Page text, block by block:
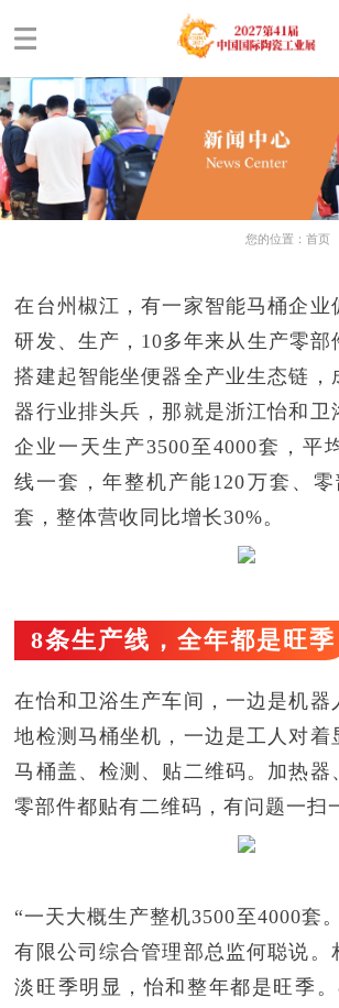
您的位置： 首页
在台州椒江，有一家智能马桶企业
研发、生产，10多年来从生产零部
搭建起智能坐便器全产业生态链，
器行业排头兵，那就是浙江怡和卫
企业一天生产3500至4000套，平
线一套，年整机产能120万套、
套，整体营收同比增长30%。
8条生产线，全年都是旺季
在怡和卫浴生产车间，一边是机器
地检测马桶坐机，一边是工人对着
马桶盖、检测、贴二维码。加热器
零部件都贴有二维码，有问题一扫
“一天大概生产整机3500至4000套
有限公司综合管理部总监何聪说。
淡旺季明显，怡和整年都是旺季